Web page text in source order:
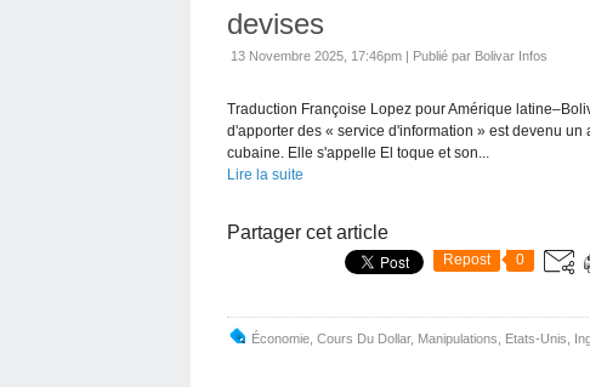
devises
13 Novembre 2025, 17:46pm | Publié par Bolivar Infos
Traduction Françoise Lopez pour Amérique
d'apporter des « service d'information » est devenu
cubaine. Elle s'appelle El toque et son...
Lire la suite
Partager cet article
Repost 0
Économie Cours Du Dollar, Manipulations Etats-Unis